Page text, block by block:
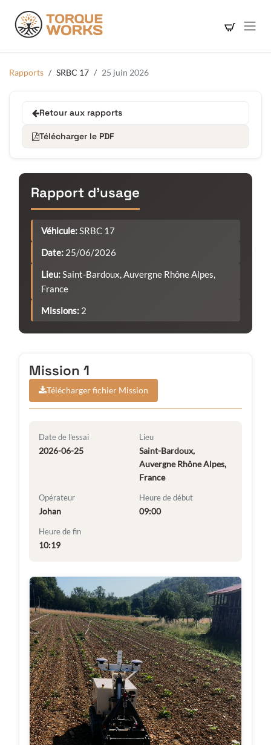
Rapports SRBC 17 25 juin 2026
Retour aux rapports
Télécharger le PDF
Rapport d'usage
Véhicule:SRBC 17
Date: 25/06/2026
Lieu:Saint-Bardoux, Auvergne Rhône Alpes,
France
Missions: 2
Mission 1
Télécharger fichier Mission
Date de l'essai
2026-06-25
Lieu
Saint-Bardoux,
Auvergne Rhône Alpes,
France
Opérateur
Johan
Heure de début
09:00
Heure de fin
10:19